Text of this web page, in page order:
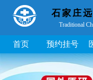
石家庄
Traditional
首页 预约挂号